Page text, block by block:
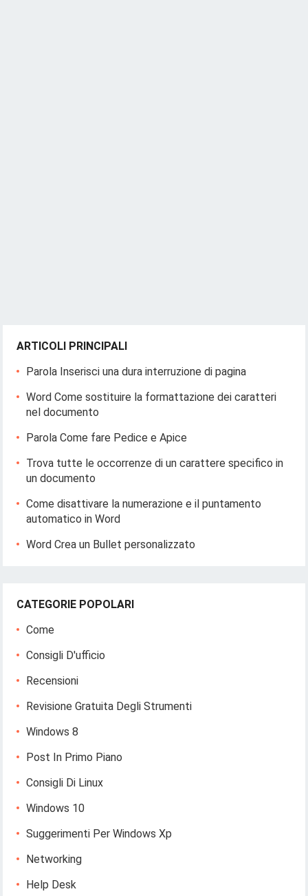
ARTICOLI PRINCIPALI
Parola Inserisci una dura interruzione di pagina
Word Come sostituire la formattazione dei caratteri
nel documento
Parola Come fare Pedice e Apice
Trova tutte le occorrenze di un carattere specifico in
un documento
Come disattivare la numerazione e il puntamento
automatico in Word
Word Crea un Bullet personalizzato
CATEGORIE POPOLARI
Come
Consigli D'ufficio
Recensioni
Revisione Gratuita Degli Strumenti
Windows 8
Post In Primo Piano
Consigli Di Linux
Windows 10
Suggerimenti Per Windows Xp
Networking
Help Desk